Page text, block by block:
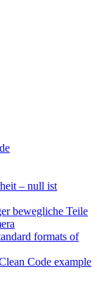
– null ist
bewegliche Teile
formats of
Code example